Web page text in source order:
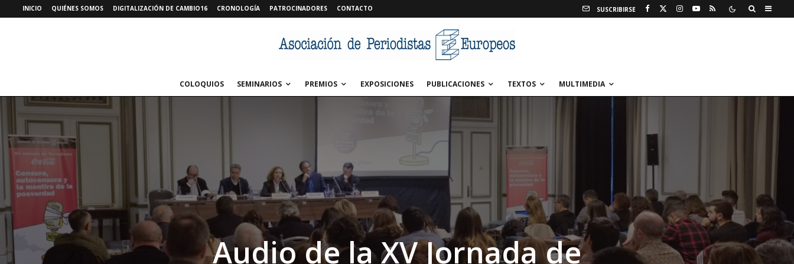
INICIO QUIÉNES SOMOS DIGITALIZACIÓN DE CAMBIO16 CRONOLOGÍA PATROCINADORES CONTACTO SUSCRIBIRSE
COLOQUIOS SEMINARIOS PREMIOS EXPOSICIONES PUBLICACIONES TEXTOS MULTIMEDIA
Audio de la XV Jornada de